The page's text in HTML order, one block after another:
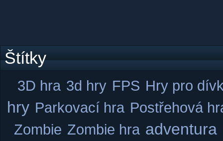
Štítky
3D hra 3d hry FPS Hry pro
hry Parkovací hra Postřehová
Zombie Zombie hra adventura